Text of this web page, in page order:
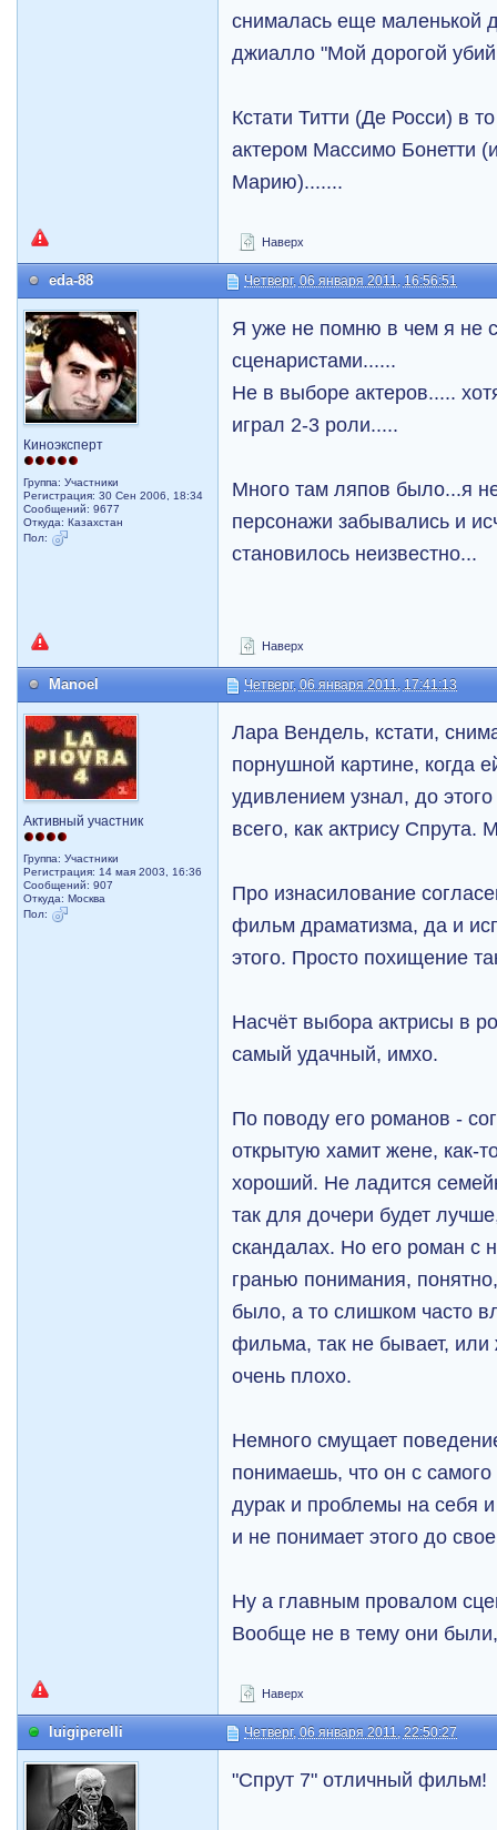
снималась еще маленькой
джиалло "Мой дорогой
Кстати Титти (Де Росси) в
актером Массимо Бонетти
Марию).......
Наверх
eda-88 Четверг, 06 января 2011, 16:56:51
Киноэксперт
Группа: Участники
Регистрация: 30 Сен 2006, 18:34
Сообщений: 9677
Откуда: Казахстан
Пол:
Я уже не помню в чем я не
сценаристами......
Не в выборе актеров.....
играл 2-3 роли.....
Много там ляпов было...я
персонажи забывались и
становилось неизвестно...
Наверх
Manoel Четверг, 06 января 2011, 17:41:13
Активный участник
Группа: Участники
Регистрация: 14 мая 2003, 16:36
Сообщений: 907
Откуда: Москва
Пол:
Лара Вендель, кстати,
порнушной картине, когда
удивлением узнал, до
всего, как актрису Спрута.
Про изнасилование
фильм драматизма, да и
этого. Просто похищение
Насчёт выбора актрисы в
самый удачный, имхо.
По поводу его романов -
открытую хамит жене, как-
хороший. Не ладится
так для дочери будет
скандалах. Но его роман с
гранью понимания,
было, а то слишком часто
фильма, так не бывает, или
очень плохо.
Немного смущает
понимаешь, что он с
дурак и проблемы на себя
и не понимает этого до
Ну а главным провалом
Вообще не в тему они
Наверх
luigiperelli Четверг, 06 января 2011, 22:50:27
"Спрут 7" отличный фильм!